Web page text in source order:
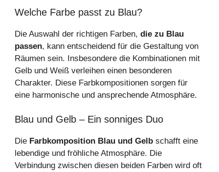
Welche Farbe passt zu Blau?
Die Auswahl der richtigen Farben, die zu Blau
passen, kann entscheidend für die Gestaltung von
Räumen sein. Insbesondere die Kombinationen mit
Gelb und Weiß verleihen einen besonderen
Charakter. Diese Farbkompositionen sorgen für
eine harmonische und ansprechende Atmosphäre.
Blau und Gelb – Ein sonniges Duo
Die Farbkomposition Blau und Gelb schafft eine
lebendige und fröhliche Atmosphäre. Die
Verbindung zwischen diesen beiden Farben wird oft